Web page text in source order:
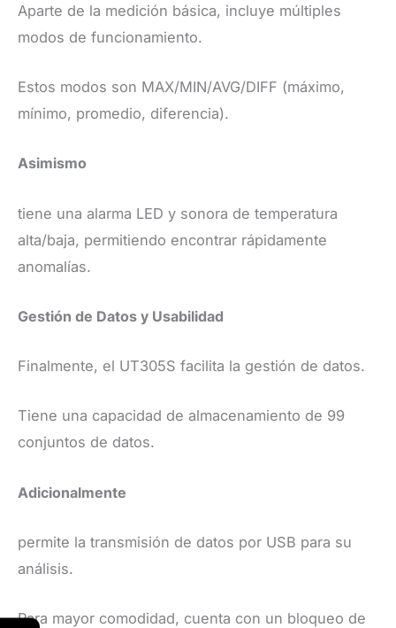
​Aparte de la medición básica, incluye múltiples
modos de funcionamiento.
Estos modos son MAX/MIN/AVG/DIFF (máximo,
mínimo, promedio, diferencia).
Asimismo
tiene una alarma LED y sonora de temperatura
alta/baja, permitiendo encontrar rápidamente
anomalías.
​Gestión de Datos y Usabilidad
​Finalmente, el UT305S facilita la gestión de datos.
Tiene una capacidad de almacenamiento de 99
conjuntos de datos.
Adicionalmente
permite la transmisión de datos por USB para su
análisis.
​Para mayor comodidad, cuenta con un bloqueo de